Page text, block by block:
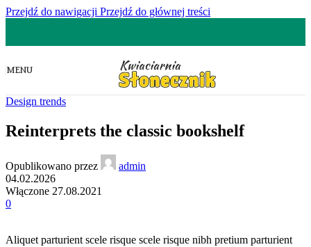
Przejdź do nawigacji Przejdź do głównej treści
MENU
Design trends
Reinterprets the classic bookshelf
Opublikowano przez
admin
04.02.2026
Włączone 27.08.2021
0
Aliquet parturient scele risque scele risque nibh pretium parturient